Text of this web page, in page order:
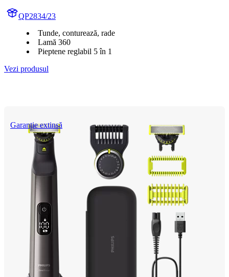
QP2834/23
Tunde, conturează, rade
Lamă 360
Pieptene reglabil 5 în 1
Vezi produsul
Garanție extinsă